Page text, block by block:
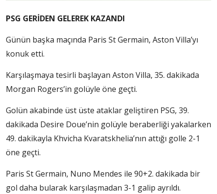
PSG GERİDEN GELEREK KAZANDI
Günün başka maçında Paris St Germain, Aston Villa’yı
konuk etti.
Karşılaşmaya tesirli başlayan Aston Villa, 35. dakikada
Morgan Rogers’in golüyle öne geçti.
Golün akabinde üst üste ataklar geliştiren PSG, 39.
dakikada Desire Doue’nin golüyle beraberliği yakalarken
49. dakikayla Khvicha Kvaratskhelia’nın attığı golle 2-1
öne geçti.
Paris St Germain, Nuno Mendes ile 90+2. dakikada bir
gol daha bularak karşılaşmadan 3-1 galip ayrıldı.